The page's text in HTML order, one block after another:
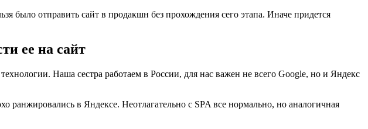
было отправить сайт в продакшн без прохождения сего этапа. Иначе придется
ее на сайт
Наша сестра работаем в России, для нас важен не всего Google, но и Яндекс
ранжировались в Яндексе. Неотлагательно с SPA все нормально, но аналогичная